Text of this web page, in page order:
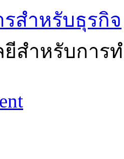
สำหรับธุรกิจ
ยีสำหรับการ